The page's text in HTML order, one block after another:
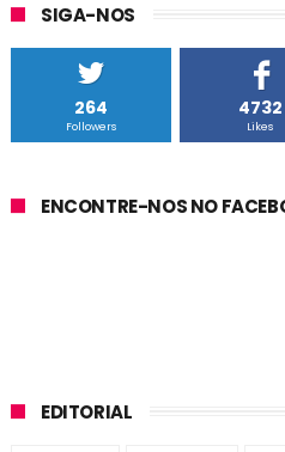
SIGA-NOS
264
Followers
4732
Likes
ENCONTRE-NOS NO
EDITORIAL